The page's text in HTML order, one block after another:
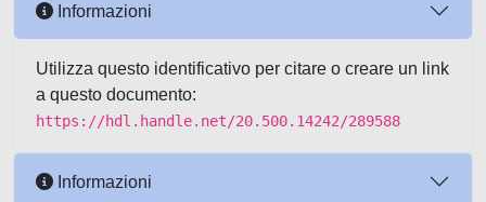
Informazioni
Utilizza questo identificativo per citare o creare un link
a questo documento:
https://hdl.handle.net/20.500.14242/289588
Informazioni